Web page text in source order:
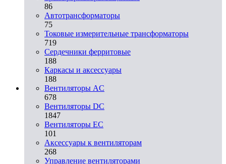
86
Автотрансформаторы
75
Токовые измерительные трансформаторы
719
Сердечники ферритовые
188
Каркасы и аксессуары
188
Вентиляторы AC
678
Вентиляторы DC
1847
Вентиляторы EC
101
Аксессуары к вентиляторам
268
Управление вентиляторами